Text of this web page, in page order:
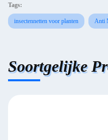
Tags:
insectennetten voor planten Anti
Soortgelijke